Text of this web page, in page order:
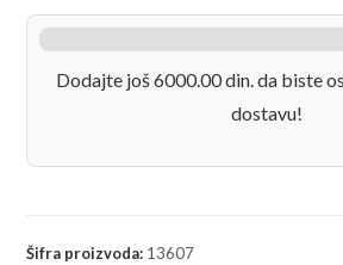
AV
Dodajte još 6000.00 din. da biste
dostavu!
Šifra proizvoda: 13607